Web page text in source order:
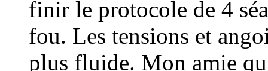
finir le protocole de 4
fou. Les tensions et
plus fluide. Mon amie